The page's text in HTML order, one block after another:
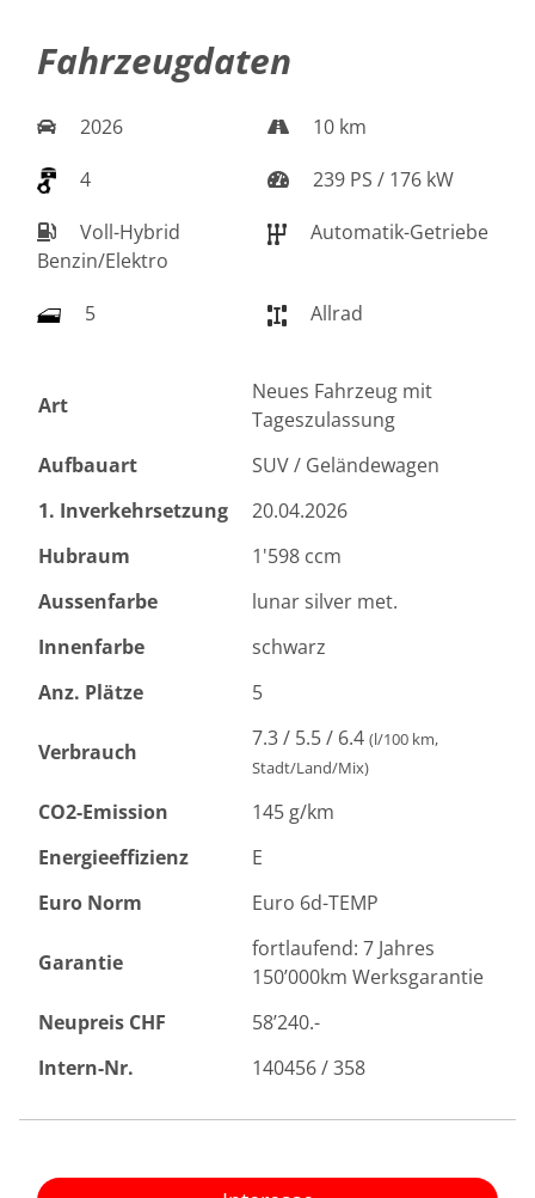
Fahrzeugdaten
2026
10 km
4
239 PS / 176 kW
Voll-Hybrid
Benzin/Elektro
Automatik-Getriebe
5 Allrad
Art
Neues Fahrzeug mit
Tageszulassung
Aufbauart
SUV / Geländewagen
1. Inverkehrsetzung
20.04.2026
Hubraum
1'598 ccm
Aussenfarbe
lunar silver met.
Innenfarbe
schwarz
Anz. Plätze
5
Verbrauch
7.3 / 5.5 / 6.4 (l/100 km,
Stadt/Land/Mix)
CO2-Emission
145 g/km
Energieeffizienz
E
Euro Norm
Euro 6d-TEMP
Garantie
fortlaufend: 7 Jahres
150’000km Werksgarantie
Neupreis CHF
58’240.-
Intern-Nr.
140456 / 358